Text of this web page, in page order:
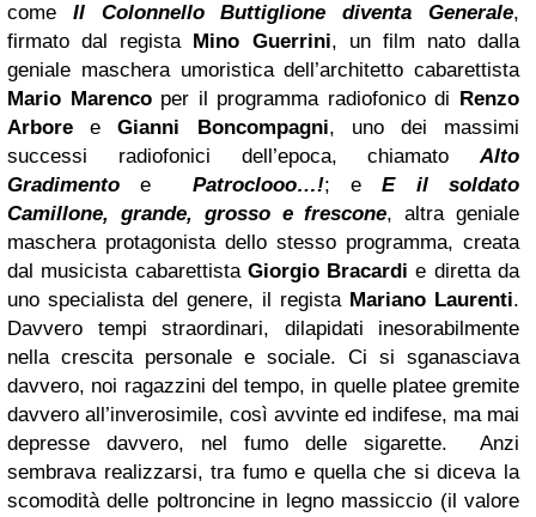
come Il Colonnello Buttiglione diventa Generale,
firmato dal regista
Mino Guerrini, un film nato dalla
geniale maschera umoristica dell’architetto cabarettista
Mario Marenco per il programma radiofonico di
Renzo
Arbore
eGianni Boncompagni, uno dei massimi
successi radiofonici dell’epoca,
chiamatoAlto
Gradimento e Patroclooo…!; e E il soldato
Camillone, grande, grosso e frescone, altra geniale
maschera protagonista dello stesso programma, creata
dal musicista cabarettista Giorgio Bracardi e diretta da
uno specialista del genere, il regista Mariano Laurenti.
Davvero tempi straordinari, dilapidati inesorabilmente
nella crescita personale e sociale. Ci si sganasciava
davvero, noi ragazzini del tempo, in quelle platee gremite
davvero all’inverosimile, così avvinte ed indifese, ma mai
depresse davvero, nel fumo delle sigarette. Anzi
sembrava realizzarsi, tra fumo e quella che si diceva la
scomodità delle poltroncine in legno massiccio (il valore